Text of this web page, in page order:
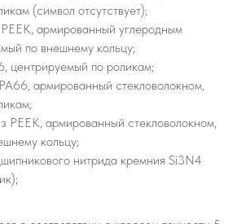
(символ отсутствует);
армированный углеродным
по внешнему кольцу;
центрируемый по роликам;
армированный стекловолокном,
PEEK, армированный стекловолокном,
кольцу;
нитрида кремния Si3N4